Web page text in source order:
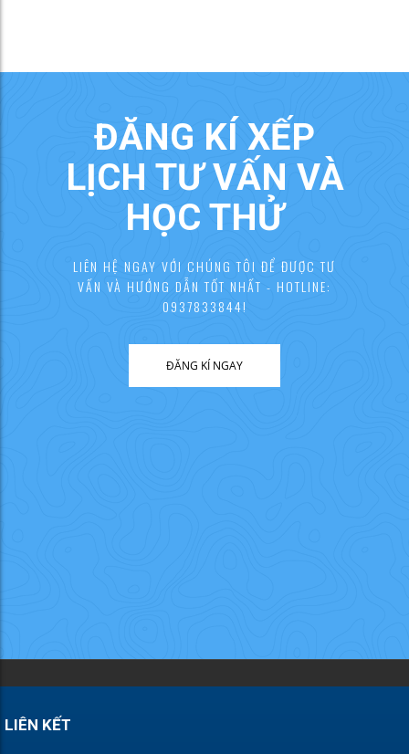
ĐĂNG KÍ XẾP
LỊCH TƯ VẤN VÀ
HỌC THỬ
LIÊN HỆ NGAY VỚI CHÚNG TÔI ĐỂ ĐƯỢC TƯ
VẤN VÀ HƯỚNG DẪN TỐT NHẤT - HOTLINE:
0937833844!
ĐĂNG KÍ NGAY
LIÊN KẾT